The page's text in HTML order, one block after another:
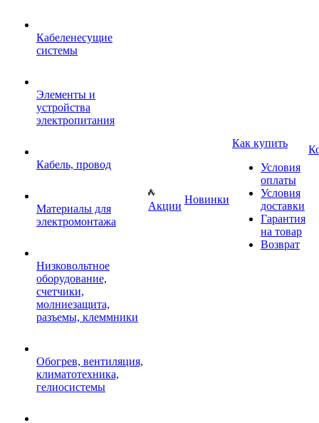
Кабеленесущие
системы
Элементы и
устройства
электропитания
Кабель, провод
Материалы для
электромонтажа
Низковольтное
оборудование,
счетчики,
молниезащита,
разъемы, клеммники
Обогрев, вентиляция,
климатотехника,
гелиосистемы
Акции
Новинки
Как купить
Условия
оплаты
Условия
доставки
Гарантия
на товар
Возврат